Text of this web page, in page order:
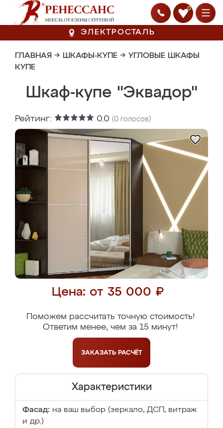
0
ЭЛЕКТРОСТАЛЬ
ГЛАВНАЯ → ШКАФЫ-КУПЕ → УГЛОВЫЕ ШКАФЫ
КУПЕ
Шкаф-купе "Эквадор"
Рейтинг: 0.0 (0 голосов)
Цена: от 35 000 ₽
Поможем рассчитать точную стоимость!
Ответим менее, чем за 15 минут!
ЗАКАЗАТЬ РАСЧЁТ
Характеристики
Фасад: на ваш выбор (зеркало, ДСП, витраж
и др.)